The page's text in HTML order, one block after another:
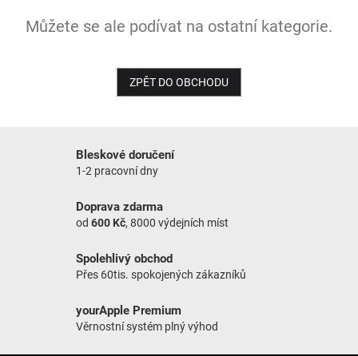
NOVINKY
Můžete se ale podívat na ostatní kategorie.
ZPĚT DO OBCHODU
Bleskové doručení
1-2 pracovní dny
Doprava zdarma
od 600 Kč, 8000 výdejních míst
Spolehlivý obchod
Přes 60tis. spokojených zákazníků
yourApple Premium
Věrnostní systém plný výhod